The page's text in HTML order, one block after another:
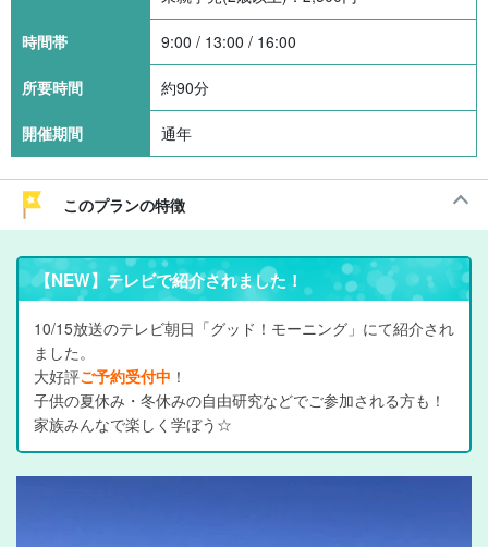
時間帯 9:00 / 13:00 / 16:00
所要時間 約90分
開催期間 通年
このプランの特徴
【NEW】テレビで紹介されました！
10/15放送のテレビ朝日「グッド！モーニング」にて紹介され
ました。
大好評ご予約受付中 ！
子供の夏休み・冬休みの自由研究などでご参加される方も！
家族みんなで楽しく学ぼう☆